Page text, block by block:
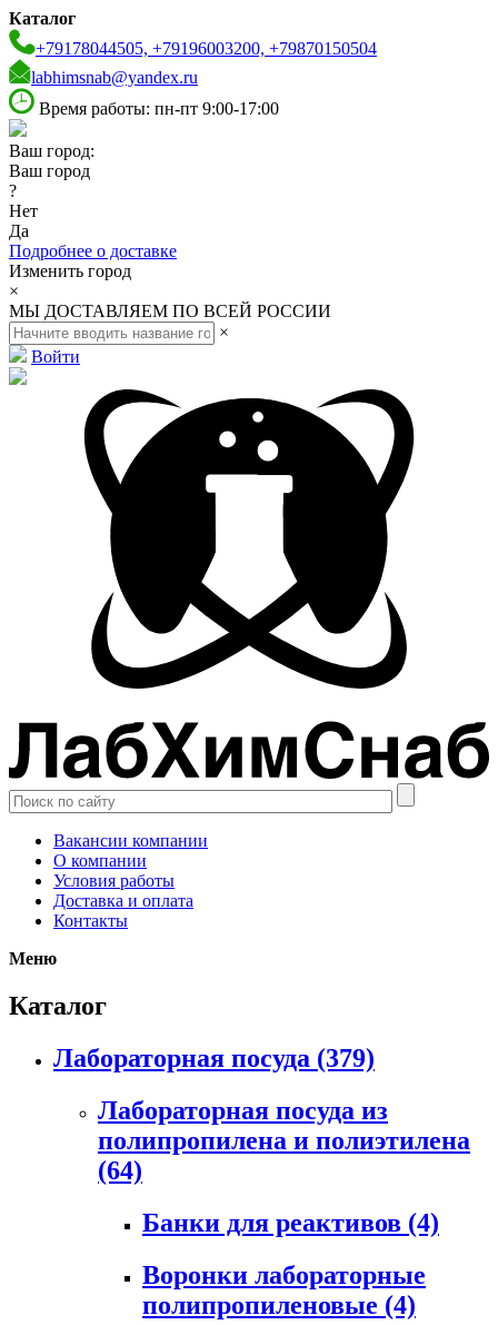
Каталог
+79178044505, +79196003200, +79870150504
labhimsnab@yandex.ru
Время работы: пн-пт 9:00-17:00
Ваш город:
Ваш город
?
Нет
Да
Подробнее о доставке
Изменить город
×
МЫ ДОСТАВЛЯЕМ ПО ВСЕЙ РОССИИ
×
Войти
Вакансии компании
О компании
Условия работы
Доставка и оплата
Контакты
Меню
Каталог
Лабораторная посуда (379)
Лабораторная посуда из
полипропилена и полиэтилена
(64)
Банки для реактивов (4)
Воронки лабораторные
полипропиленовые (4)